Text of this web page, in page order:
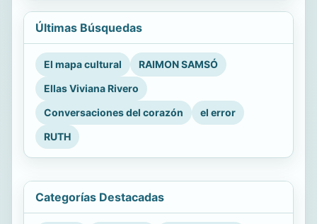
Últimas Búsquedas
El mapa cultural
RAIMON SAMSÓ
Ellas Viviana Rivero
Conversaciones del corazón
el error
RUTH
Categorías Destacadas